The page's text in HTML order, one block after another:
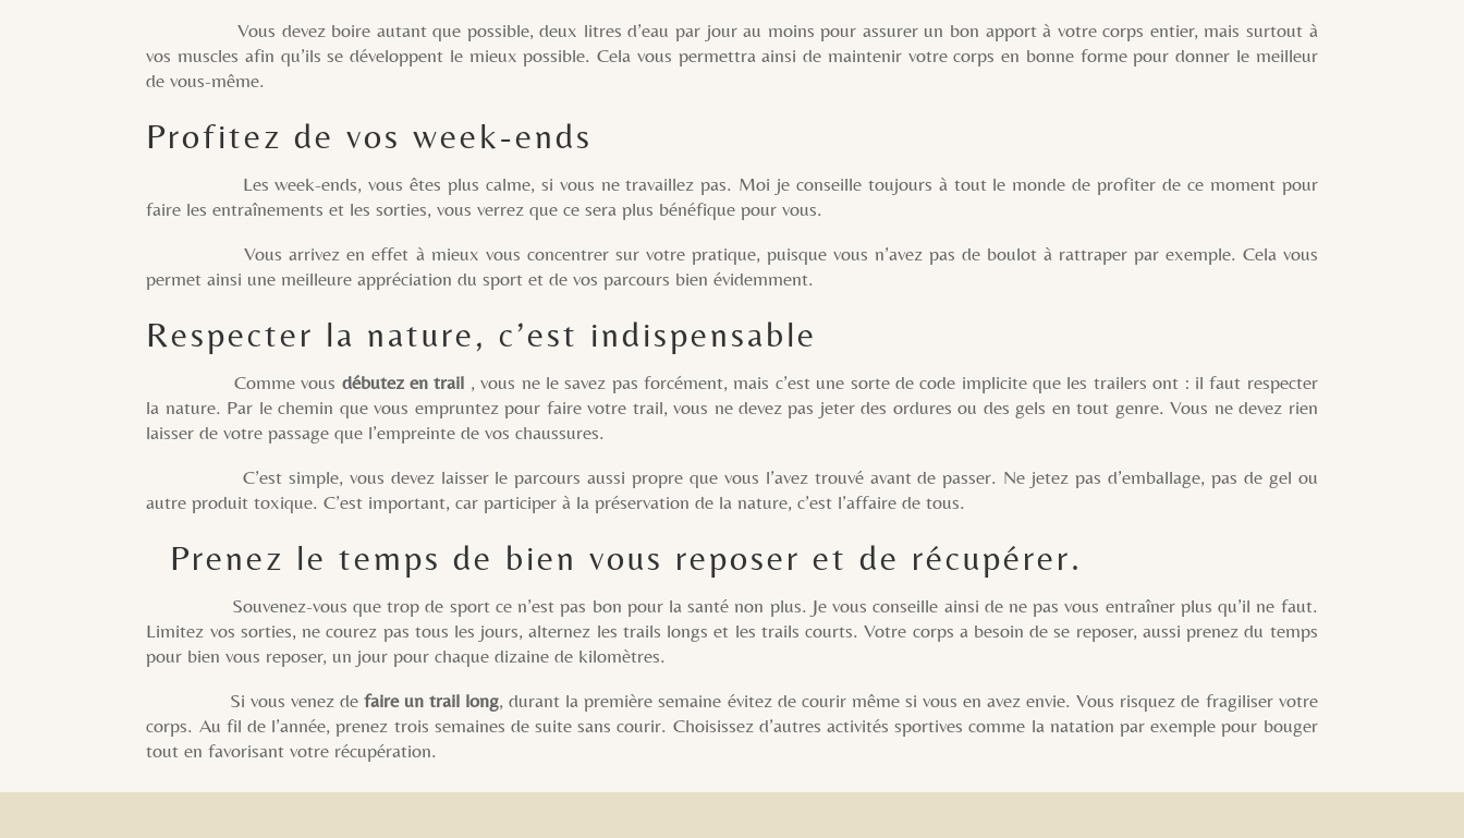
Vous devez boire autant que possible, deux litres d’eau par jour au moins pour assurer un bon apport à votre corps entier, mais surtout à
vos muscles afin qu’ils se développent le mieux possible. Cela vous permettra ainsi de maintenir votre corps en bonne forme pour donner le meilleur
de vous-même.
Profitez de vos week-ends
Les week-ends, vous êtes plus calme, si vous ne travaillez pas. Moi je conseille toujours à tout le monde de profiter de ce moment pour
faire les entraînements et les sorties, vous verrez que ce sera plus bénéfique pour vous.
Vous arrivez en effet à mieux vous concentrer sur votre pratique, puisque vous n’avez pas de boulot à rattraper par exemple. Cela vous
permet ainsi une meilleure appréciation du sport et de vos parcours bien évidemment.
Respecter la nature, c’est indispensable
Comme vous débutez en trail , vous ne le savez pas forcément, mais c’est une sorte de code implicite que les trailers ont : il faut respecter
la nature. Par le chemin que vous empruntez pour faire votre trail, vous ne devez pas jeter des ordures ou des gels en tout genre. Vous ne devez rien
laisser de votre passage que l’empreinte de vos chaussures.
C’est simple, vous devez laisser le parcours aussi propre que vous l’avez trouvé avant de passer. Ne jetez pas d’emballage, pas de gel ou
autre produit toxique. C’est important, car participer à la préservation de la nature, c’est l’affaire de tous.
Prenez le temps de bien vous reposer et de récupérer.
Souvenez-vous que trop de sport ce n’est pas bon pour la santé non plus. Je vous conseille ainsi de ne pas vous entraîner plus qu’il ne faut.
Limitez vos sorties, ne courez pas tous les jours, alternez les trails longs et les trails courts. Votre corps a besoin de se reposer, aussi prenez du temps
pour bien vous reposer, un jour pour chaque dizaine de kilomètres.
Si vous venez de faire un trail long, durant la première semaine évitez de courir même si vous en avez envie. Vous risquez de fragiliser votre
corps. Au fil de l’année, prenez trois semaines de suite sans courir. Choisissez d’autres activités sportives comme la natation par exemple pour bouger
tout en favorisant votre récupération.